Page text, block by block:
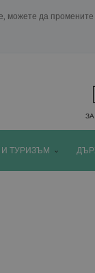
можете да
ТУРИЗЪМ